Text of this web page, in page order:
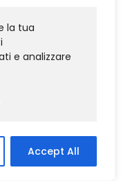
la tua
e analizzare
Accept All
Vende le
ai fini
fiscalmente